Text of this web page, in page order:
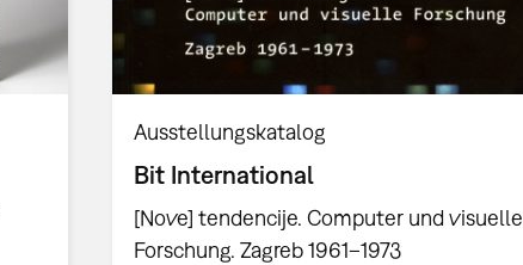
Ausstellungskatalog
Bit International
[Nove] tendencije. Computer und visuelle
Forschung. Zagreb 1961–1973